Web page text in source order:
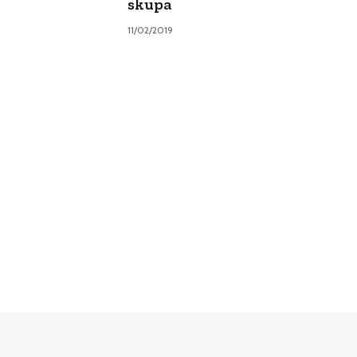
skupa
11/02/2019